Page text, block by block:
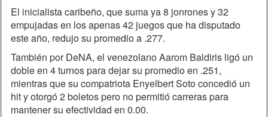
El inicialista caribeño, que suma ya 8 jonrones y 32
empujadas en los apenas 42 juegos que ha disputado
este año, redujo su promedio a .277.
También por DeNA, el venezolano Aarom Baldiris ligó un
doble en 4 turnos para dejar su promedio en .251,
mientras que su compatriota Enyelbert Soto concedió un
hit y otorgó 2 boletos pero no permitió carreras para
mantener su efectividad en 0.00.